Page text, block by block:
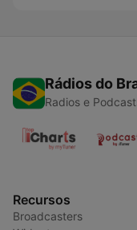
Rádios do
Radios e
Recursos
Broadcasters